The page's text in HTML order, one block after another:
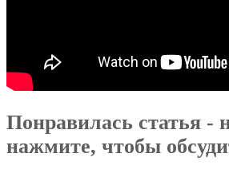
Понравилась статья -
нажмите, чтобы